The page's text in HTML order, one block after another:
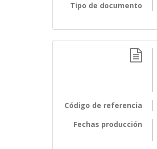
Tipo de documento
Código de referencia
Fechas producción